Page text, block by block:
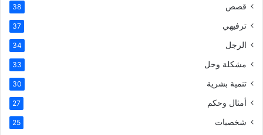
قصص 38
ترفيهي 37
الرجل 34
مشكلة وحل 33
تنمية بشرية 30
أمثال وحكم 27
شخصيات 25